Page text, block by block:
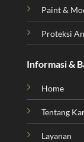
Paint &
Proteksi
Informasi &
Home
Tentang
Layanan